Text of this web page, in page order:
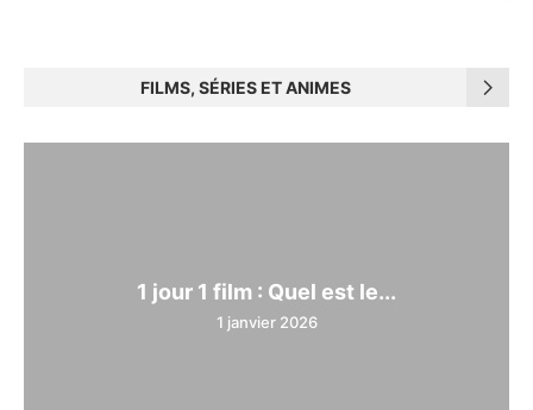
FILMS, SÉRIES ET ANIMES
1 jour 1 film : Quel est le...
1 janvier 2026